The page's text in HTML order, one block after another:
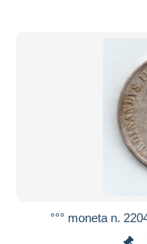
°°° moneta n.